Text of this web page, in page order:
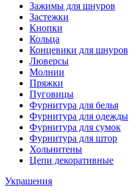
Зажимы для шнуров
Застежки
Кнопки
Кольца
Концевики для шнуров
Люверсы
Молнии
Пряжки
Пуговицы
Фурнитура для белья
Фурнитура для одежды
Фурнитура для сумок
Фурнитура для штор
Хольнитены
Цепи декоративные
Украшения